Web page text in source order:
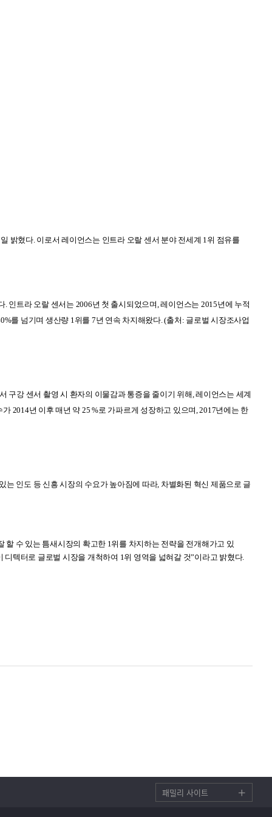
일 밝혔다. 이로서 레이언스는 인트라 오랄 센서 분야 전세계 1위 점유를
. 인트라 오랄 센서는 2006년 첫 출시되었으며,레이언스는 2015년에 누적
를 넘기며 생산량 1위를 7년 연속 차지해왔다. (출처 : 글로벌 시장조사업
구강 센서 촬영 시 환자의 이물감과 통증을 줄이기 위해,레이언스는 세계
가2014년 이후 매년 약 25 %로 가파르게 성장하고 있으며, 2017년에는 한
는 인도 등 신흥 시장의 수요가 높아짐에 따라, 차별화된 혁신 제품으로 글
할 수 있는 틈새시장의 확고한 1위를 차지하는 전략을 전개해가고 있
디텍터로 글로벌 시장을 개척하여 1위 영역을 넓혀 갈 것”이라고 밝혔다.
패밀리 사이트